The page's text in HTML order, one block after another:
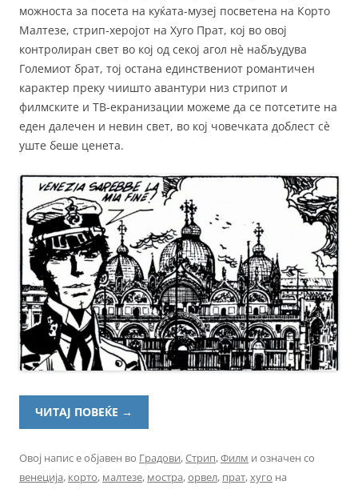
можноста за посета на куќата-музеј посветена на Корто
Малтезе, стрип-херојот на Хуго Прат, кој во овој
контролиран свет во кој од секој агол нè набљудува
Големиот брат, тој остана единствениот романтичен
карактер преку чиишто авантури низ стрипот и
филмските и ТВ-екранизации можеме да се потсетите на
еден далечен и невин свет, во кој човечката доблест сè
уште беше ценета.
ЧИТАЈ ПОВЕЌЕ →
Овој напис е објавен во Градови,Стрип,Филм и означен со
венеција, корто, малтезе, мостра,орвел, прат,хуго на